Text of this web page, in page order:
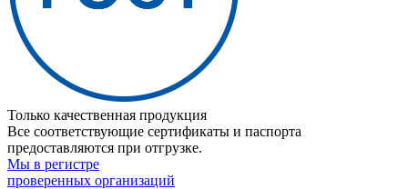
Только качественная продукция
Все соответствующие сертификаты и паспорта
предоставляются при отгрузке.
Мы в регистре
проверенных организаций